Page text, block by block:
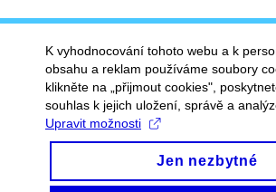
K vyhodnocování tohoto webu a k
obsahu a reklam používáme soubory
klikněte na „přijmout cookies",
souhlas k jejich uložení, správě a
Upravit možnosti
Jen nezbytné